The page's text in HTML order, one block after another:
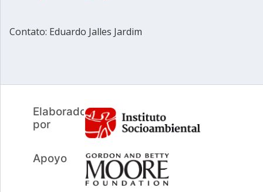
Contato: Eduardo Jalles Jardim